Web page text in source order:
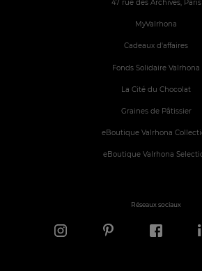
47 rue des Archives, Paris
MyValrhona
Cadeaux d'affaires
Fonds Solidaire Valrhona
La Cité du Chocolat
Graines de Pâtissier
eBoutique Valrhona
eBoutique Valrhona
Réseaux sociaux